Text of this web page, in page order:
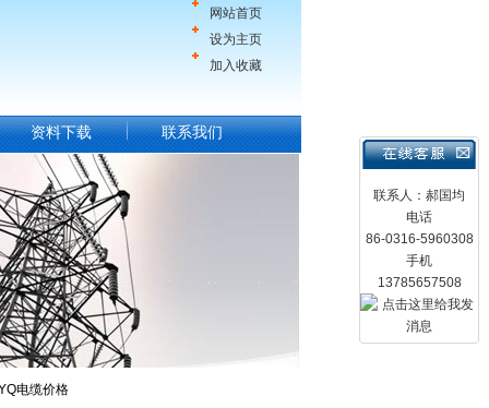
网站首页
设为主页
加入收藏
联系人：郝国均
电话
86-0316-5960308
手机
13785657508
资料下载 联系我们
电缆价格